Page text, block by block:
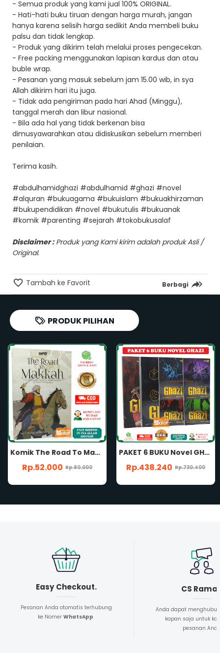
- Semua produk yang kami jual 100% ORIGINAL.
- Hati-hati buku tiruan dengan harga murah, jangan
hanya karena selisih harga sedikit Anda membeli buku
palsu dan tidak lengkap.
- Produk yang dikirim telah melalui proses pengecekan.
- Free packing menggunakan lapisan kardus dan atau
buble wrap.
- Pesanan yang masuk sebelum jam 15.00 wib, in sya
Allah dikirim hari itu juga.
- Tidak ada pengiriman pada hari Ahad (Minggu),
tanggal merah dan libur nasional.
- Bila ada hal yang tidak berkenan bisa
dimusyawarahkan atau didiskusikan sebelum memberi
penilaian.
Terima kasih.
#abdulhamidghazi #abdulhamid #ghazi #novel
#alquran #bukuagama #bukuislam #bukuakhirzaman
#bukupendidikan #novel #bukutulis #bukuanak
#komik #parenting #sejarah #tokobukusalaf
Disclaimer :Produk yang Kami kirim adalah produk Asli /
Original.
Tambah ke Favorit Berbagi
PRODUK PILIHAN
PAKET 6 BUKU Novel GHAZI Seri 1 2 3 4 5 6 The Chronicles of GHOZI The Rise of Ottomans And The Clash Of Cross And Crescent The Howling of Wolf The Eyesight of Eagle The Gaze of Ghazi Unfinished Enemy of Gozi Felix Y. Siauw Buku Sejarah Islam Ottoman Penerbit Ghazi Publishing
Rp.438.240 Rp.730.400
PAKET 5 BUKU Novel GHAZI Seri 1 2 3 4 5 The Chronicles of GHOZI The Rise of Ottomans And The Clash Of Cross And Crescent The Howling of Wolf The Eyesight of Eagle The Gaze of Ghazi Felix Y. Siauw Buku Sejarah Islam Ottoman Penerbit Ghazi Publishing
Rp.373.350 Rp.622.600
Easy Checkout.
Pesanan Anda otomatis terhubung
ke NomerWhatsApp.
CS
Anda dapat
kapan saja untuk
pesanan